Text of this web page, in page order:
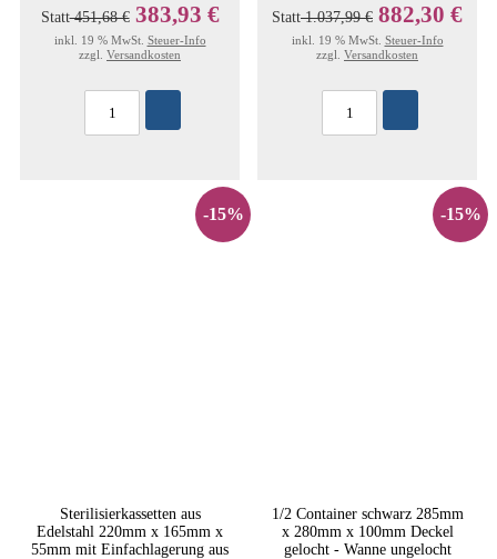
Statt451,68 € 383,93 €
inkl. 19 % MwSt. Steuer-Info
zzgl. Versandkosten
Statt1.037,99 € 882,30 €
inkl. 19 % MwSt. Steuer-Info
zzgl. Versandkosten
-15%
Sterilisierkassetten aus
Edelstahl 220mm x 165mm x
55mm mit Einfachlagerung aus
-15%
1/2 Container schwarz 285mm
x 280mm x 100mm Deckel
gelocht - Wanne ungelocht